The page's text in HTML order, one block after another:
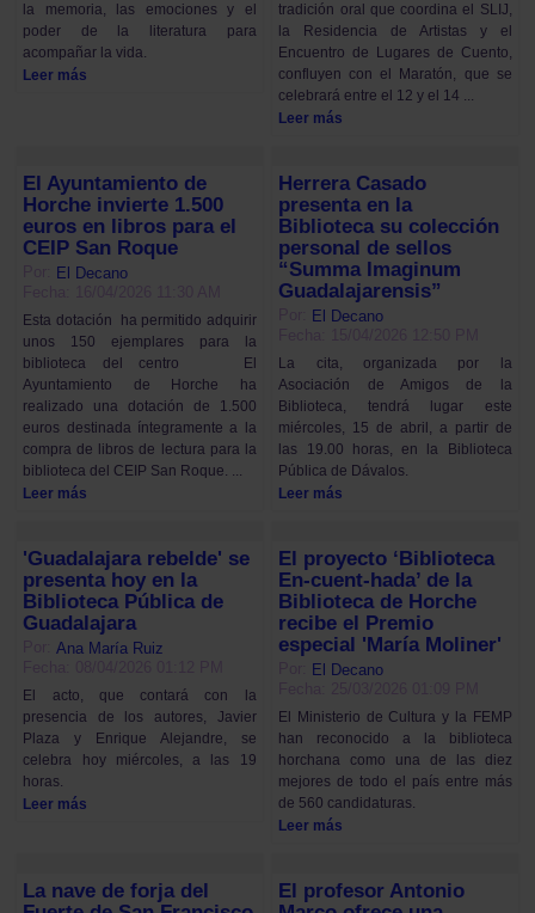
la memoria, las emociones y el
poder de la literatura para
acompañar la vida.
Leer más
tradición oral que coordina el SLIJ,
la Residencia de Artistas y el
Encuentro de Lugares de Cuento,
confluyen con el Maratón, que se
celebrará entre el 12 y el 14 ...
Leer más
El Ayuntamiento de
Horche invierte 1.500
euros en libros para el
CEIP San Roque
El Decano
Esta dotación ha permitido adquirir
unos 150 ejemplares para la
biblioteca del centro El
Ayuntamiento de Horche ha
realizado una dotación de 1.500
euros destinada íntegramente a la
compra de libros de lectura para la
biblioteca del CEIP San Roque. ...
Leer más
Herrera Casado
presenta en la
Biblioteca su colección
personal de sellos
“Summa Imaginum
Guadalajarensis”
El Decano
La cita, organizada por la
Asociación de Amigos de la
Biblioteca, tendrá lugar este
miércoles, 15 de abril, a partir de
las 19.00 horas, en la Biblioteca
Pública de Dávalos.
Leer más
'Guadalajara rebelde' se
presenta hoy en la
Biblioteca Pública de
Guadalajara
Ana María Ruiz
El acto, que contará con la
presencia de los autores, Javier
Plaza y Enrique Alejandre, se
celebra hoy miércoles, a las 19
horas.
Leer más
El proyecto ‘Biblioteca
En-cuent-hada’ de la
Biblioteca de Horche
recibe el Premio
especial 'María Moliner'
El Decano
El Ministerio de Cultura y la FEMP
han reconocido a la biblioteca
horchana como una de las diez
mejores de todo el país entre más
de 560 candidaturas.
Leer más
La nave de forja del
El profesor Antonio